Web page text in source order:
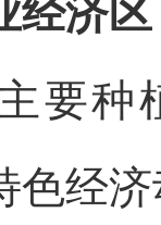
经济
要种
色经